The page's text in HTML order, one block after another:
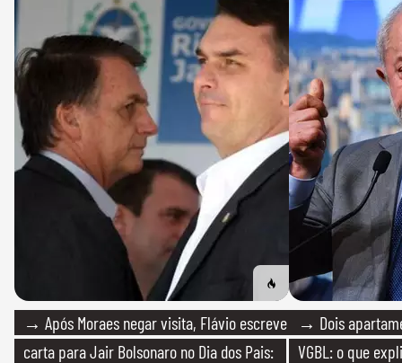
→ Após Moraes negar visita, Flávio escreve
carta para Jair Bolsonaro no Dia dos Pais:
→ Dois
VGBL: o que